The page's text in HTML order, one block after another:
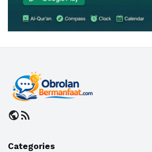
publicrss_feed
Categories